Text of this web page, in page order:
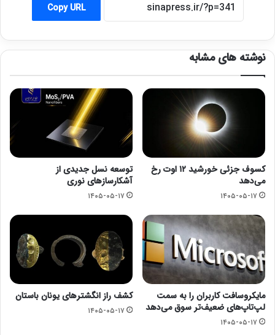
Copy URL
نوشته های مشابه
کسوف جزئی خورشید ۱۲ اوت رخ
می‌دهد
۱۴۰۵-۰۵-۱۷
توسعه نسل جدیدی از
آشکارسازهای نوری
۱۴۰۵-۰۵-۱۷
مایکروسافت کاربران را به سمت
لپ‌تاپ‌های ضعیف‌تر سوق می‌دهد
۱۴۰۵-۰۵-۱۷
کشف راز انگشترهای یونان باستان
۱۴۰۵-۰۵-۱۷